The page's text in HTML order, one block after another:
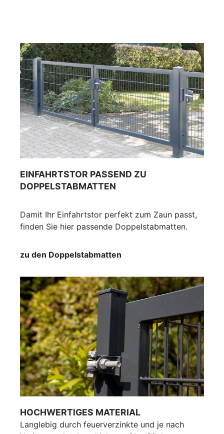
EINFAHRTSTOR PASSEND ZU
DOPPELSTABMATTEN
Damit Ihr Einfahrtstor perfekt zum Zaun passt,
finden Sie hier passende Doppelstabmatten.
zu den Doppelstabmatten
HOCHWERTIGES MATERIAL
Langlebig durch feuerverzinkte und je nach